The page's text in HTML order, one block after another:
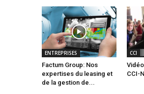
ENTREPRISES
Factum Group: Nos
expertises du leasing et
de la gestion de...
CCI
CCI-